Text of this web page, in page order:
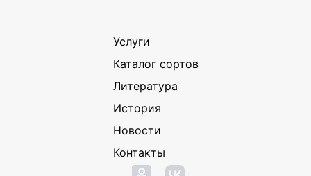
Услуги
Каталог сортов
Литература
История
Новости
Контакты